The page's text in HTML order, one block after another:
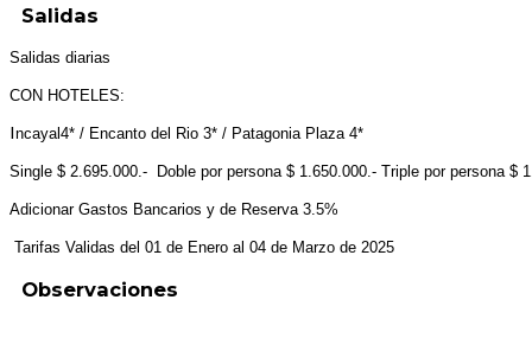
Salidas
Salidas diarias
CON HOTELES:
Incayal4* / Encanto del Rio 3* / Patagonia Plaza 4*
Single $ 2.695.000.- Doble por persona $ 1.650.000.- Triple por persona $
Adicionar Gastos Bancarios y de Reserva 3.5%
Tarifas Validas del 01 de Enero al 04 de Marzo de 2025
Observaciones